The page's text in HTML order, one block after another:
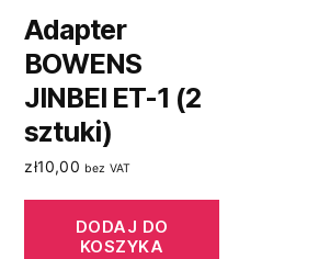
Adapter
BOWENS
JINBEI ET-1 (2
sztuki)
zł10,00 bez VAT
DODAJ DO
KOSZYKA